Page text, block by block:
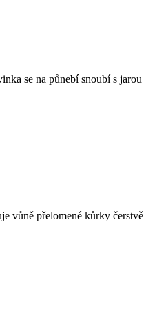
se na půnebí snoubí s jarou
vůně přelomené kůrky čerstvě